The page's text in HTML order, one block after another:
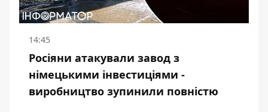
14:45
Росіяни атакували завод з
німецькими інвестиціями -
виробництво зупинили повністю